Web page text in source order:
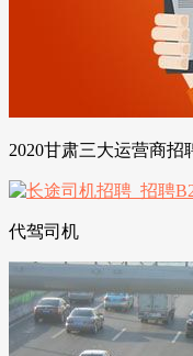
2020甘肃三大运营商
代驾司机